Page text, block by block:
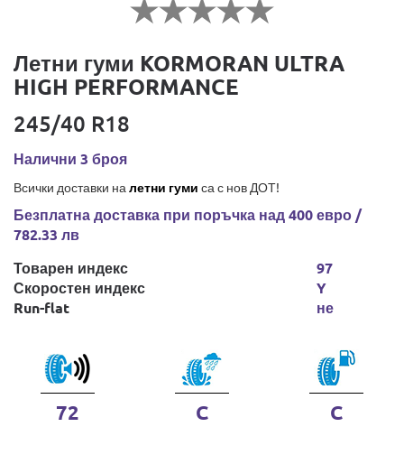
Летни гуми KORMORAN ULTRA
HIGH PERFORMANCE
245/40 R18
Налични 3 броя
Всички доставки на летни гуми са с нов ДОТ!
Безплатна доставка при поръчка над 400 евро /
782.33 лв
Товарен индекс
Скоростен индекс
Run-flat
97
Y
не
72 C C